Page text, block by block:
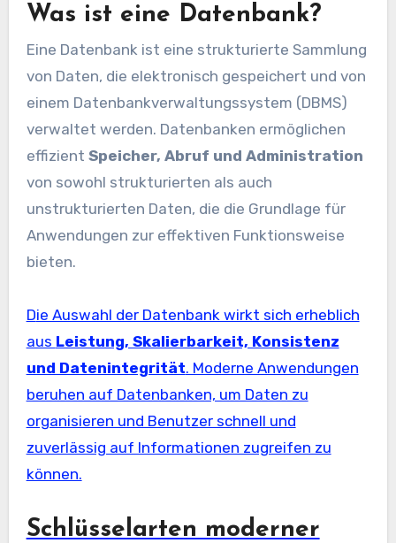
Was ist eine Datenbank?
Eine Datenbank ist eine strukturierte Sammlung
von Daten, die elektronisch gespeichert und von
einem Datenbankverwaltungssystem (DBMS)
verwaltet werden. Datenbanken ermöglichen
effizient Speicher, Abruf und Administration
von sowohl strukturierten als auch
unstrukturierten Daten, die die Grundlage für
Anwendungen zur effektiven Funktionsweise
bieten.
Die Auswahl der Datenbank wirkt sich erheblich
aus Leistung, Skalierbarkeit, Konsistenz
und Datenintegrität. Moderne Anwendungen
beruhen auf Datenbanken, um Daten zu
organisieren und Benutzer schnell und
zuverlässig auf Informationen zugreifen zu
können.
Schlüsselarten moderner